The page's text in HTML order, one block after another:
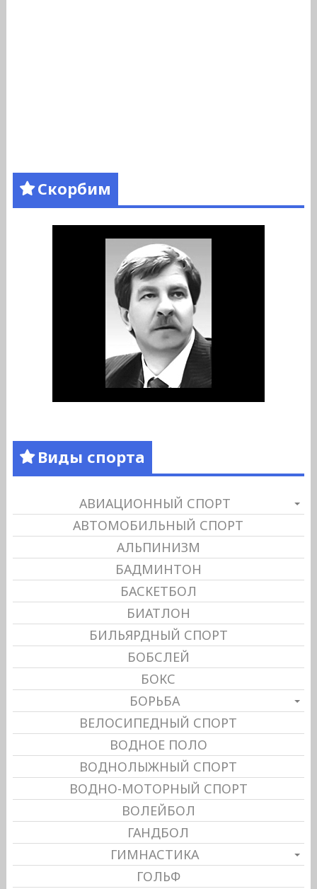
Скорбим
Виды спорта
АВИАЦИОННЫЙ СПОРТ
АВТОМОБИЛЬНЫЙ СПОРТ
АЛЬПИНИЗМ
БАДМИНТОН
БАСКЕТБОЛ
БИАТЛОН
БИЛЬЯРДНЫЙ СПОРТ
БОБСЛЕЙ
БОКС
БОРЬБА
ВЕЛОСИПЕДНЫЙ СПОРТ
ВОДНОЕ ПОЛО
ВОДНОЛЫЖНЫЙ СПОРТ
ВОДНО-МОТОРНЫЙ СПОРТ
ВОЛЕЙБОЛ
ГАНДБОЛ
ГИМНАСТИКА
ГОЛЬФ